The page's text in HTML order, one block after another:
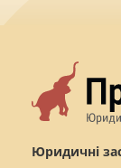
Юридичні